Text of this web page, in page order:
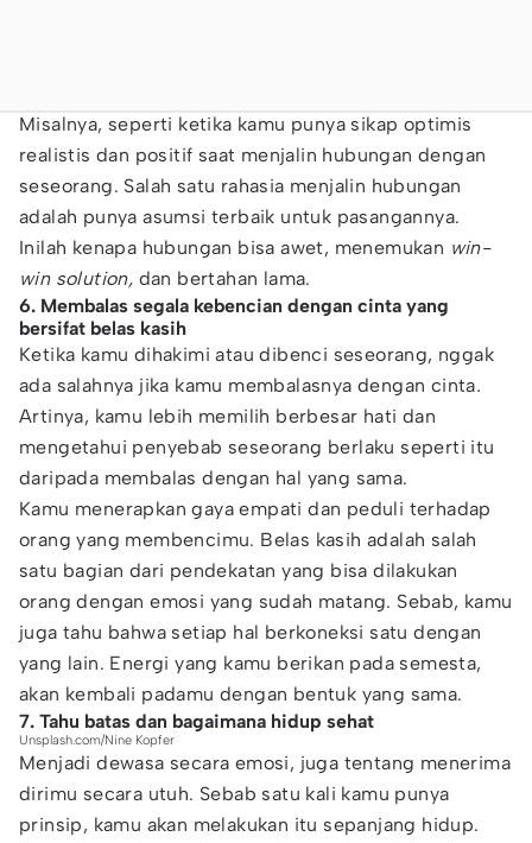
Misalnya, seperti ketika kamu punya sikap optimis
realistis dan positif saat menjalin hubungan dengan
seseorang. Salah satu rahasia menjalin hubungan
adalah punya asumsi terbaik untuk pasangannya.
Inilah kenapa hubungan bisa awet, menemukan win-
win solution, dan bertahan lama.
6. Membalas segala kebencian dengan cinta yang
bersifat belas kasih
Ketika kamu dihakimi atau dibenci seseorang, nggak
ada salahnya jika kamu membalasnya dengan cinta.
Artinya, kamu lebih memilih berbesar hati dan
mengetahui penyebab seseorang berlaku seperti itu
daripada membalas dengan hal yang sama.
Kamu menerapkan gaya empati dan peduli terhadap
orang yang membencimu. Belas kasih adalah salah
satu bagian dari pendekatan yang bisa dilakukan
orang dengan emosi yang sudah matang. Sebab, kamu
juga tahu bahwa setiap hal berkoneksi satu dengan
yang lain. Energi yang kamu berikan pada semesta,
akan kembali padamu dengan bentuk yang sama.
7. Tahu batas dan bagaimana hidup sehat
Unsplash.com/Nine Kopfer
Menjadi dewasa secara emosi, juga tentang menerima
dirimu secara utuh. Sebab satu kali kamu punya
prinsip, kamu akan melakukan itu sepanjang hidup.